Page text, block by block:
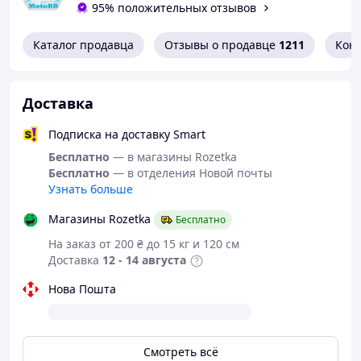
HONDA CB 1300 R (2002)
HONDA CB 1300 S / SA (2005-2009)
HONDA CB 1300 SF / ABS (2008-2009)
HONDA CB 1300 / S (2010-2013)
HONDA CB 1300 X4 (1997-2000)
HONDA CBF 600 (2004-2007)
HONDA CBF 600 (2008-2011)
HONDA CBF 600 S (2004-2007)
HONDA CBF 600 S (2008-2012)
HONDA CBF 1000 (2006-2015)
HONDA CBR 500 R (2013-2016)
95% положительных отзывов
Каталог продавца Отзывы о продавце 1211
Доставка
Подписка на доставку Smart
Бесплатно — в магазины Rozetka
Бесплатно — в отделения Новой почты
Узнать больше
Магазины Rozetka
Бесплатно
На заказ от 200 ₴ до 15 кг и 120 см
Доставка 12 - 14 августа
Нова Пошта
Смотреть всё